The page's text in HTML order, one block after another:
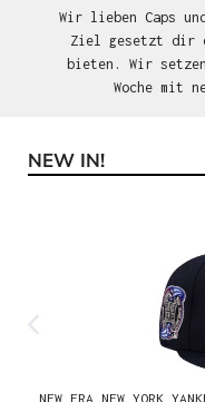
Wir lieben Caps
Ziel gesetzt dir
bieten. Wir
Woche mit
Produktgalerie
NEW IN!
NEW ERA NEW YORK